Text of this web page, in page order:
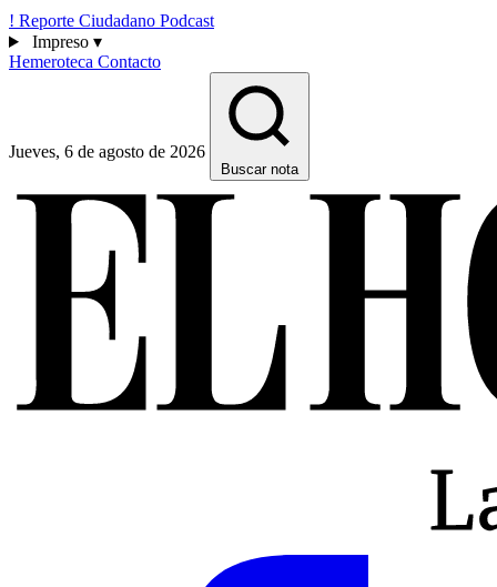
! Reporte Ciudadano Podcast
Impreso ▾
Hemeroteca Contacto
Jueves, 6 de agosto de 2026
Buscar nota